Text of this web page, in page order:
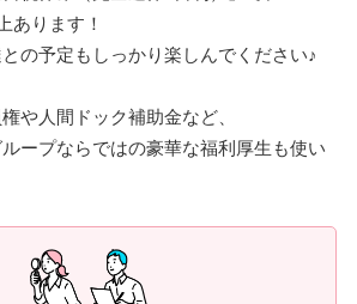
あります！
の予定もしっかり楽しんでください♪
や人間ドック補助金など、
ープならではの豪華な福利厚生も使い